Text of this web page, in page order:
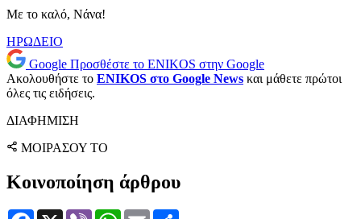
Με το καλό, Νάνα!
ΗΡΩΔΕΙΟ
Google Προσθέστε το ENIKOS στην Google
Ακολουθήστε το ENIKOS στο Google News και μάθετε πρώτοι
όλες τις ειδήσεις.
ΔΙΑΦΗΜΙΣΗ
ΜΟΙΡΑΣΟΥ ΤΟ
Κοινοποίηση άρθρου
Facebook
X Viber WhatsApp
Email